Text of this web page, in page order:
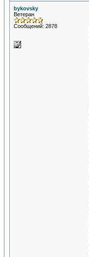
bykovsky
Ветеран
Сообщений: 2878